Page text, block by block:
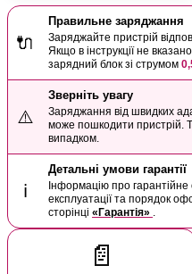
🔌
Правильне заряджання
Заряджайте пристрій
Якщо в інструкції не
зарядний блок зі струмом
⚠️
Зверніть увагу
Заряджання від швидких
може пошкодити пристрій.
випадком.
ℹ️
Детальні умови гарантії
Інформацію про
експлуатації та порядок
сторінці «Гарантія»
📄